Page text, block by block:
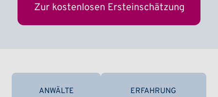
Zur kostenlosen Ersteinschätzung
ANWÄLTE ERFAHRUNG